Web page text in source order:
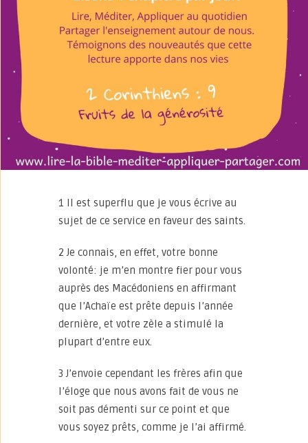
1 Il est superflu que je vous écrive au
sujet de ce service en faveur des saints.
2 Je connais, en effet, votre bonne
volonté: je m’en montre fier pour vous
auprès des Macédoniens en affirmant
que l’Achaïe est prête depuis l’année
dernière, et votre zèle a stimulé la
plupart d’entre eux.
3 J’envoie cependant les frères afin que
l’éloge que nous avons fait de vous ne
soit pas démenti sur ce point et que
vous soyez prêts, comme je l’ai affirmé.